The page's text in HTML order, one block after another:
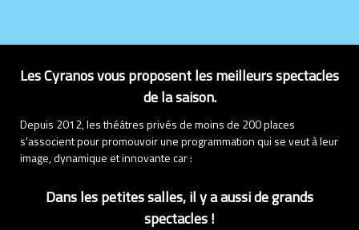
Les Cyranos vous proposent les meilleurs spectacles
de la saison.
Depuis 2012, les théâtres privés de moins de 200 places
s'associent pour promouvoir une programmation qui se veut à leur
image, dynamique et innovante car :
Dans les petites salles, il y a aussi de grands
spectacles !